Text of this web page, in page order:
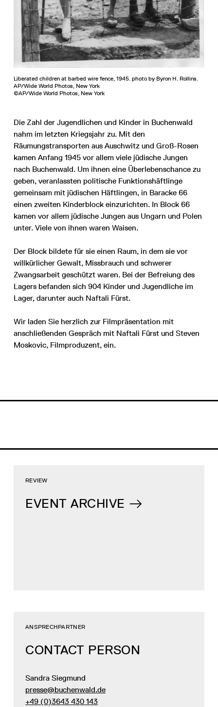
Liberated children at barbed wire fence, 1945. photo by Byron H. Rollins.
AP/Wide World Photos, New York
©AP/Wide World Photos, New York
Die Zahl der Jugendlichen und Kinder in Buchenwald
nahm im letzten Kriegsjahr zu. Mit den
Räumungstransporten aus Auschwitz und Groß-Rosen
kamen Anfang 1945 vor allem viele jüdische Jungen
nach Buchenwald. Um ihnen eine Überlebenschance zu
geben, veranlassten politische Funktionshäftlinge
gemeinsam mit jüdischen Häftlingen, in Baracke 66
einen zweiten Kinderblock einzurichten. In Block 66
kamen vor allem jüdische Jungen aus Ungarn und Polen
unter. Viele von ihnen waren Waisen.
Der Block bildete für sie einen Raum, in dem sie vor
willkürlicher Gewalt, Missbrauch und schwerer
Zwangsarbeit geschützt waren. Bei der Befreiung des
Lagers befanden sich 904 Kinder und Jugendliche im
Lager, darunter auch Naftali Fürst.
Wir laden Sie herzlich zur Filmpräsentation mit
anschließenden Gespräch mit Naftali Fürst und Steven
Moskovic, Filmproduzent, ein.
EVENT ARCHIVE
REVIEW
CONTACT PERSON
ANSPRECHPARTNER
Sandra Siegmund
presse@buchenwald.de
+49 (0)3643 430 143